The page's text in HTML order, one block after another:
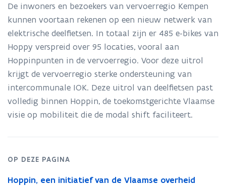
Vervoerregio
Kempen
rolt
breed
aanbod
elektrische
deelfietsen
uit:
bikes
De inwoners en bezoekers van vervoerregio Kempen
kunnen voortaan rekenen op een nieuw netwerk van
elektrische deelfietsen. In totaal zijn er 485 e-bikes van
Hoppy verspreid over 95 locaties, vooral aan
Hoppinpunten in de vervoerregio. Voor deze uitrol
krijgt de vervoerregio sterke ondersteuning van
intercommunale IOK. Deze uitrol van deelfietsen past
volledig binnen Hoppin, de toekomstgerichte Vlaamse
visie op mobiliteit die de modal shift faciliteert.
OP DEZE PAGINA
Hoppin, een initiatief van de Vlaamse overheid